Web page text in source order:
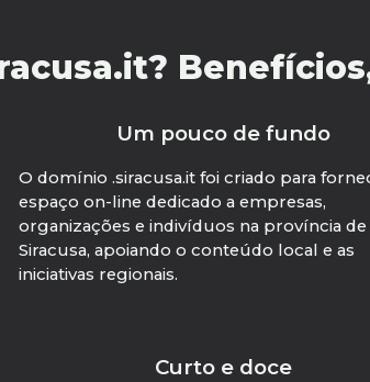
Um pouco de fundo
O domínio .siracusa.it foi criado para
espaço on-line dedicado a empresas,
organizações e indivíduos na província de
Siracusa, apoiando o conteúdo local e as
iniciativas regionais.
Curto e doce